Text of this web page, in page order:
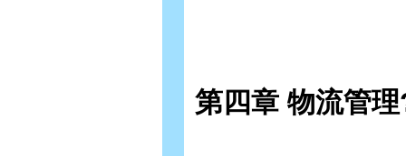
第四章 物流管